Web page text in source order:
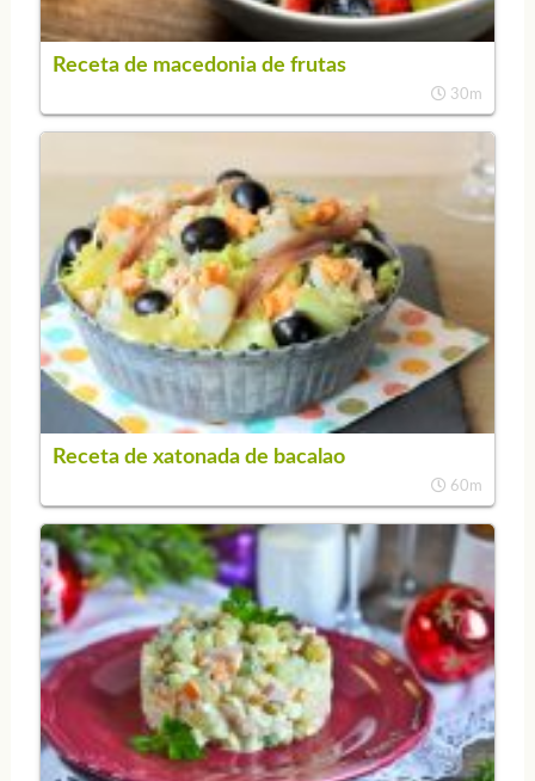
Receta de macedonia de frutas
30m
Receta de xatonada de bacalao
60m